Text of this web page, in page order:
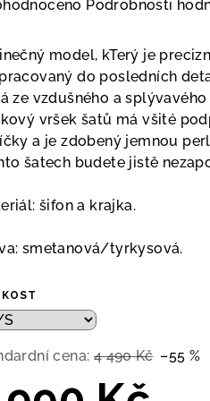
Podrobnosti
model, kTerý je
do posledních
ze vzdušného a splývavého
vršek šatů má všité
a je zdobený jemnou
šatech budete jistě
šifon a krajka.
smetanová/tyrkysová.
cena: 4 490 Kč –55 %